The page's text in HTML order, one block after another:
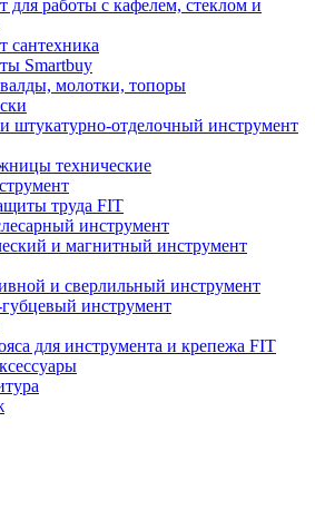
для работы с кафелем, стеклом и
сантехника
Smartbuy
молотки, топоры
штукатурно-отделочный инструмент
технические
труда FIT
инструмент
и магнитный инструмент
и сверлильный инструмент
инструмент
для инструмента и крепежа FIT